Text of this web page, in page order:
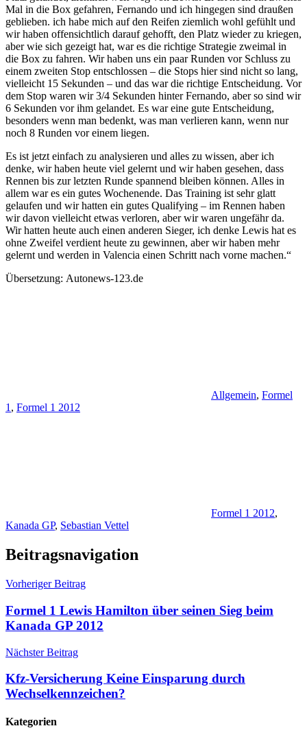
Mal in die Box gefahren, Fernando und ich hingegen sind draußen
geblieben. ich habe mich auf den Reifen ziemlich wohl gefühlt und
wir haben offensichtlich darauf gehofft, den Platz wieder zu kriegen,
aber wie sich gezeigt hat, war es die richtige Strategie zweimal in
die Box zu fahren. Wir haben uns ein paar Runden vor Schluss zu
einem zweiten Stop entschlossen – die Stops hier sind nicht so lang,
vielleicht 15 Sekunden – und das war die richtige Entscheidung. Vor
dem Stop waren wir 3/4 Sekunden hinter Fernando, aber so sind wir
6 Sekunden vor ihm gelandet. Es war eine gute Entscheidung,
besonders wenn man bedenkt, was man verlieren kann, wenn nur
noch 8 Runden vor einem liegen.
Es ist jetzt einfach zu analysieren und alles zu wissen, aber ich
denke, wir haben heute viel gelernt und wir haben gesehen, dass
Rennen bis zur letzten Runde spannend bleiben können. Alles in
allem war es ein gutes Wochenende. Das Training ist sehr glatt
gelaufen und wir hatten ein gutes Qualifying – im Rennen haben
wir davon vielleicht etwas verloren, aber wir waren ungefähr da.
Wir hatten heute auch einen anderen Sieger, ich denke Lewis hat es
ohne Zweifel verdient heute zu gewinnen, aber wir haben mehr
gelernt und werden in Valencia einen Schritt nach vorne machen.“
Übersetzung: Autonews-123.de
Allgemein, Formel
1 , Formel 1 2012
Formel 1 2012,
Kanada GP, Sebastian Vettel
Beitragsnavigation
Vorheriger Beitrag
Formel 1 Lewis Hamilton über seinen Sieg beim
Kanada GP 2012
Nächster Beitrag
Kfz-Versicherung Keine Einsparung durch
Wechselkennzeichen?
Kategorien